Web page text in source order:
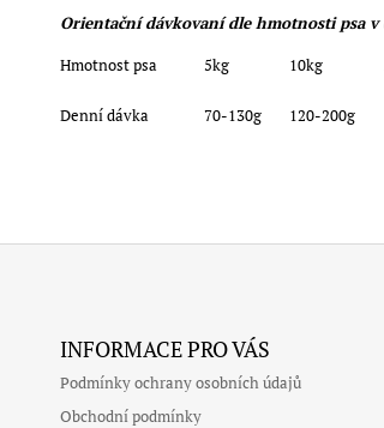
Orientační dávkovaní dle hmotnosti psa v
Hmotnost psa
5kg 10kg
Denní dávka 70-130g 120-200g
INFORMACE PRO VÁS
Podmínky ochrany osobních údajů
Obchodní podmínky